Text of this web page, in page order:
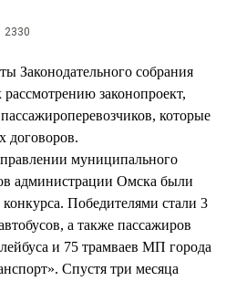
2330
Законодательного собрания
законопроект,
которые
договоров.
муниципального
администрации Омска были
Победителями стали 3
а также пассажиров
и 75 трамваев МП города
Спустя три месяца